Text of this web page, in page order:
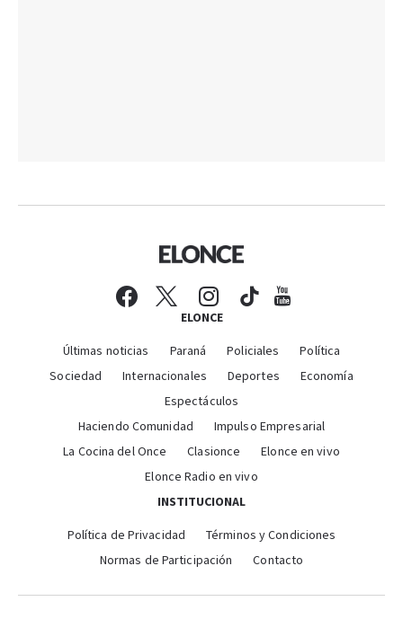
ELONCE
Últimas noticias Paraná Policiales
Política
Sociedad
Internacionales Deportes
Economía
Espectáculos
Haciendo Comunidad
Impulso Empresarial
La Cocina del Once
Clasionce
Elonce en vivo
Elonce Radio en vivo
INSTITUCIONAL
Política de Privacidad
Términos y Condiciones
Normas de Participación
Contacto